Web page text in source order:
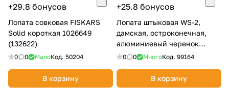
+29.8 бонусов
Лопата совковая FISKARS
Solid короткая 1026649
(132622)
0 0 МалоКод. 50204
В корзину
+25.8 бонусов
Лопата штыковая WS-2,
дамская, остроконечная,
алюминиевый черенок
GRINDA PROLine 421827
0 0 МногоКод. 99164
В корзину